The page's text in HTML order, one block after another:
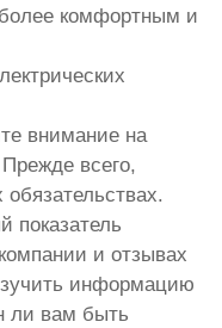
комфортным и
внимание на
всего,
показатель
и отзывах
информацию
ли вам быть